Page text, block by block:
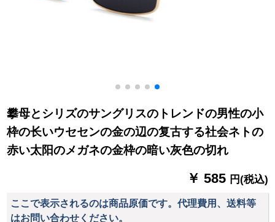
攀母とシリズのサングリスのトレンドの男性の小
枠の长いウセセンの金の辺の复古する社会ネトの
赤い太阳のメガネの金枠の暗い灰色の切れ
￥ 585 円(税込)
ここで表示されるのは商品原価です。代理費用、送料等
はお問い合わせください。